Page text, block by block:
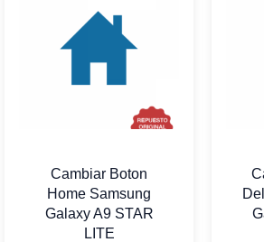
Cambiar Boton
Home Samsung
Galaxy A9 STAR
LITE